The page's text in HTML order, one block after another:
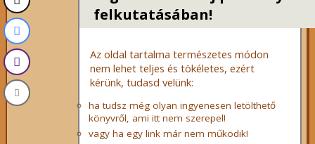
felkutatásában!
Az oldal tartalma természetes módon
nem lehet teljes és tökéletes, ezért
kérünk, tudasd velünk:
ha tudsz még olyan ingyenesen letölthető
könyvről, ami itt nem szerepel!
vagy ha egy link már nem működik!